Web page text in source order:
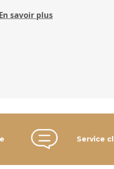
En savoir plus
Service